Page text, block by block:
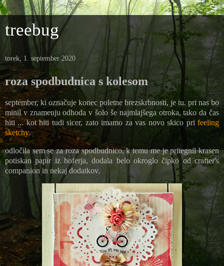
treebug
torek, 1. september 2020
roza spodbudnica s kolesom
september, ki označuje konec poletne brezskrbnosti, je tu. pri nas bo
minil v znamenju odhoda v šolo še najmlajšega otroka, tako da čas
hiti ... kot hiti tudi sicer, zato imamo za vas novo skico pri feeling
sketchy.
odločila sem se za roza spodbudnico, k temu me je pritegnil krasen
potiskan papir iz hoferja, dodala belo okroglo čipko od crafter's
companion in nekaj dodatkov.